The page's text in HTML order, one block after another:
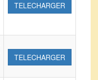
TELECHARGER
TELECHARGER